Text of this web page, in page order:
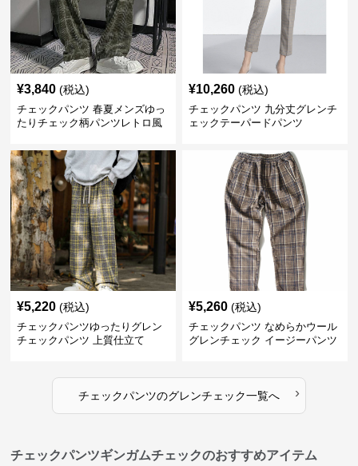
¥3,840 (税込)
チェックパンツ 春夏メンズゆっ
たりチェック柄パンツレトロ風
¥10,260 (税込)
チェックパンツ 九分丈グレンチ
ェックテーパードパンツ
¥5,220 (税込)
チェックパンツゆったりグレン
チェックパンツ 上質仕立て
¥5,260 (税込)
チェックパンツ なめらかウール
グレンチェック イージーパンツ
チェックパンツのグレンチェック一覧へ ›
チェックパンツギンガムチェックのおすすめアイテム